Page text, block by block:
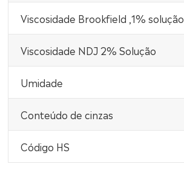
Viscosidade Brookfield ,1% solução
Viscosidade NDJ 2% Solução
Umidade
Conteúdo de cinzas
Código HS